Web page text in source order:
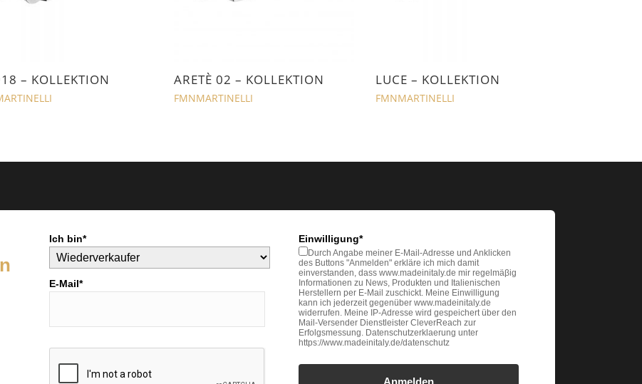
– KOLLEKTION ARETÈ 02 – KOLLEKTION
FMNMARTINELLI
LUCE – KOLLEKTION
FMNMARTINELLI
Ich bin*
E-Mail*
Einwilligung*
Durch Angabe meiner E-Mail-Adresse und Anklicken
des Buttons "Anmelden" erkläre ich mich damit
einverstanden, dass www.madeinitaly.de mir regelmäβig
Informationen zu News, Produkten und Italienischen
Herstellern per E-Mail zuschickt. Meine Einwilligung
kann ich jederzeit gegenüber www.madeinitaly.de
widerrufen. Meine IP-Adresse wird gespeichert über den
Mail-Versender Dienstleister CleverReach zur
Erfolgsmessung. Datenschutzerklaerung unter
https://www.madeinitaly.de/datenschutz
Anmelden